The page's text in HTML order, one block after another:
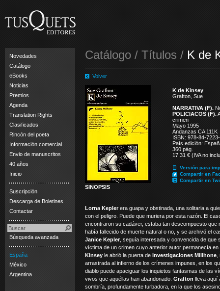
Novedades
Catálogo
eBooks
Noticias
Premios
Agenda
Translation Rights
Clasificados
Rincón del poeta
Información comercial
Envio de manuscritos
40 años
Inicio
Suscripción
Descarga de Boletines
Contactar
Búsqueda avanzada
España
México
Argentina
Catálogo / Títulos / K de
Volver
K de Kinsey
Grafton, Sue
NARRATIVA (F).
POLICIACOS (F).
crimen
Mayo 1995
Andanzas CA 111K
ISBN: 978-84-
País edición:
360 pág.
17,31 € (IVA no
Versión para
Compartir en
Compartir en
SINOPSIS
Lorna Keplerera guapa y obstinada, una solitaria a
con el peligro. Puede que muriera por esta razón. El
encontraron su cadáver, estaba tan descompuesto que
había fallecido de muerte natural o no, y se archivó el
Janice Kepler , seguía interesada y convencida de que
víctima de un crimen cuyo anterior autor permanecía en
Kinsey le abrió la puerta de Investigaciones Millhone
arrastrada al infierno de los crímenes impunes, en los
diablo puede apaciguar los inquietos fantasmas de las
vivos que aquéllas han abandonado. Grafton lleva aquí
sombría, profundamente turbadora, en la que los